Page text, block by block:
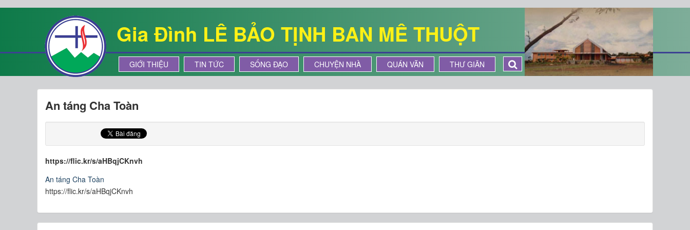
Gia Đình LÊ BẢO TỊNH BAN MÊ THUỘT
GIỚI THIỆU TIN TỨC SỐNG ĐẠO CHUYỆN NHÀ QUÁN VĂN THƯ GIÃN
An táng Cha Toàn
https://flic.kr/s/aHBqjCKnvh
An táng Cha Toàn
https://flic.kr/s/aHBqjCKnvh